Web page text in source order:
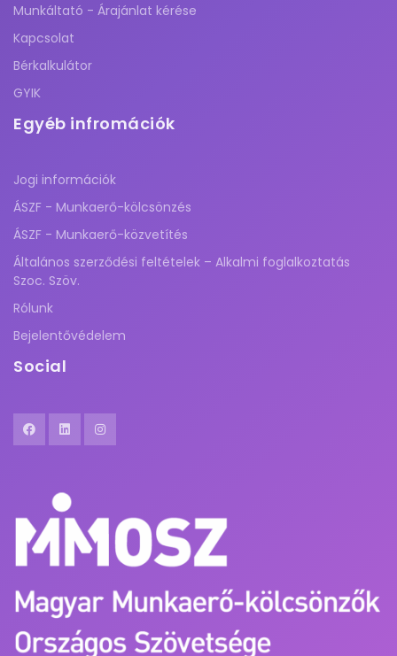
Munkáltató - Árajánlat kérése
Kapcsolat
Bérkalkulátor
GYIK
Egyéb infromációk
Jogi információk
ÁSZF - Munkaerő-kölcsönzés
ÁSZF - Munkaerő-közvetítés
Általános szerződési feltételek – Alkalmi foglalkoztatás
Szoc. Szöv.
Rólunk
Bejelentővédelem
Social